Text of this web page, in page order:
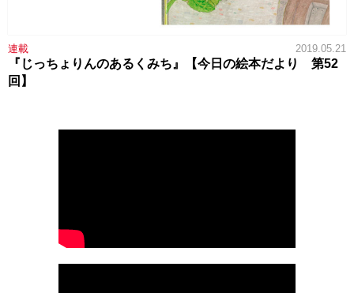
連載 2019.05.21
『じっちょりんのあるくみち』【今日の絵本だより 第52
回】